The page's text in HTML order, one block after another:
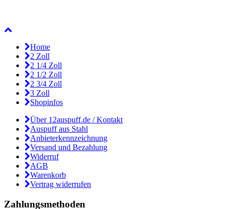
Home
2 Zoll
2 1/4 Zoll
2 1/2 Zoll
2 3/4 Zoll
3 Zoll
Shopinfos
Über 12auspuff.de / Kontakt
Auspuff aus Stahl
Anbieterkennzeichnung
Versand und Bezahlung
Widerruf
AGB
Warenkorb
Vertrag widerrufen
Zahlungsmethoden